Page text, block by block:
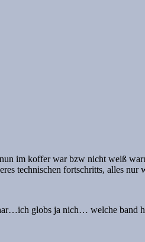
im koffer war bzw nicht weiß
technischen fortschritts, alles
globs ja nich… welche band